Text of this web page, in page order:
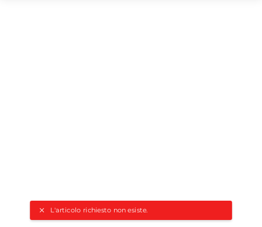
L'articolo richiesto non esiste.